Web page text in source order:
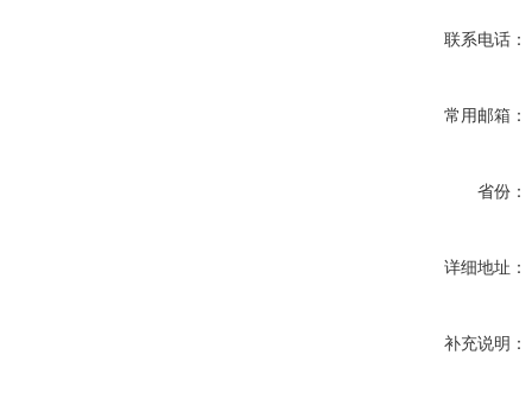
联系电话：
常用邮箱：
省份：
详细地址：
补充说明：